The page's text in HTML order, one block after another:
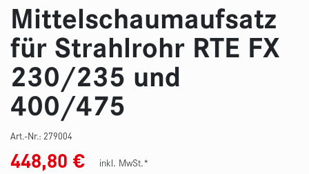
Mittelschaumaufsatz
für Strahlrohr RTE FX
230/235 und
400/475
Art.-Nr.: 279004
448,80 €
inkl. MwSt.*